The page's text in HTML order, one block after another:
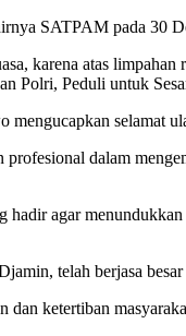
SATPAM pada 30
karena atas
Polri, Peduli untuk
selamat
dalam
hadir agar
telah berjasa
ketertiban